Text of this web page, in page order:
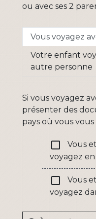
ou avec ses 2
Vous voyagez
Votre enfant
autre personne
Si vous voyagez
présenter des
pays où vous
check_box_outline_blank
Vous
voyagez
check_box_outline_blank
Vous
voyagez